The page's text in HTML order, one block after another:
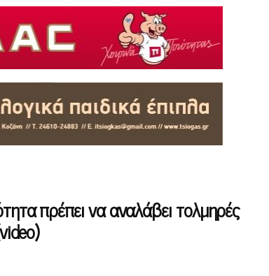
πρέπει να αναλάβει τολμηρές